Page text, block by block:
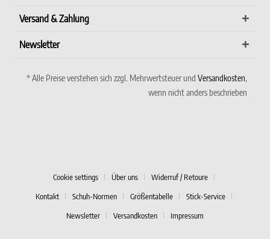
Versand & Zahlung
Newsletter
* Alle Preise verstehen sich zzgl. Mehrwertsteuer und Versandkosten,
wenn nicht anders beschrieben
Cookie settings Über uns
Widerruf / Retoure
Kontakt
Schuh-Normen Größentabelle
Stick-Service
Newsletter
Versandkosten Impressum